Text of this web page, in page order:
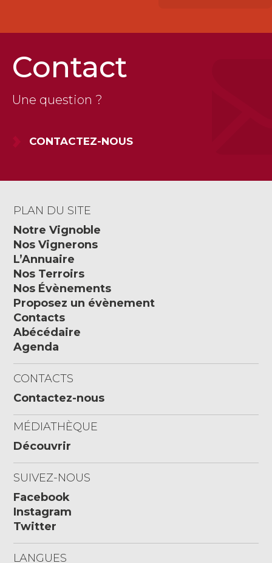
Contact
Une question ?
CONTACTEZ-NOUS
PLAN DU SITE
Notre Vignoble
Nos Vignerons
L’Annuaire
Nos Terroirs
Nos Évènements
Proposez un évènement
Contacts
Abécédaire
Agenda
CONTACTS
Contactez-nous
MÉDIATHÈQUE
Découvrir
SUIVEZ-NOUS
Facebook
Instagram
Twitter
LANGUES